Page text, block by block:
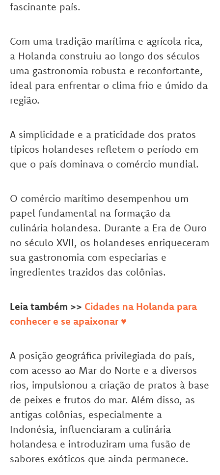
fascinante país.
Com uma tradição marítima e agrícola rica,
a Holanda construiu ao longo dos séculos
uma gastronomia robusta e reconfortante,
ideal para enfrentar o clima frio e úmido da
região.
A simplicidade e a praticidade dos pratos
típicos holandeses refletem o período em
que o país dominava o comércio mundial.
O comércio marítimo desempenhou um
papel fundamental na formação da
culinária holandesa. Durante a Era de Ouro
no século XVII, os holandeses enriqueceram
sua gastronomia com especiarias e
ingredientes trazidos das colônias.
Leia também >> Cidades na Holanda para
conhecer e se apaixonar ♥
A posição geográfica privilegiada do país,
com acesso ao Mar do Norte e a diversos
rios, impulsionou a criação de pratos à base
de peixes e frutos do mar. Além disso, as
antigas colônias, especialmente a
Indonésia, influenciaram a culinária
holandesa e introduziram uma fusão de
sabores exóticos que ainda permanece.